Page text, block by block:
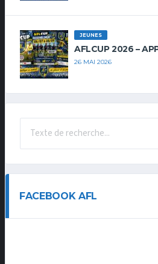
JEUNES
AFLCUP 2026 –
26 MAI 2026
FACEBOOK AFL